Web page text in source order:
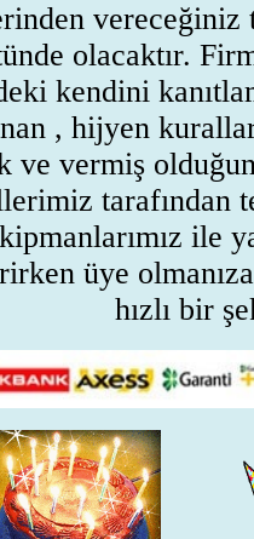
vereceğiniz
olacaktır.
kendini
, hijyen
ve vermiş
tarafından
ile
üye
hızlı bir